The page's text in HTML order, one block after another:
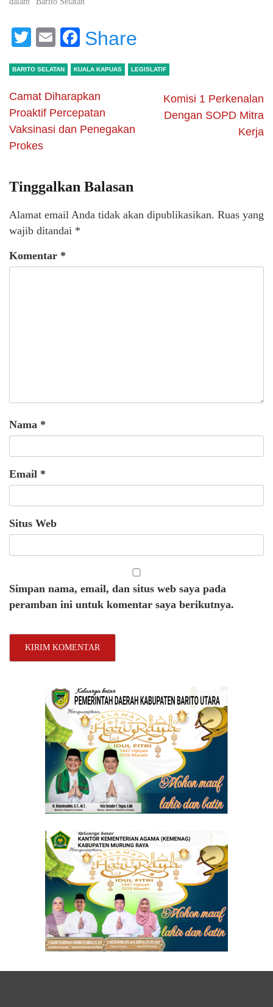
Twitter
EmailFacebook
Share
BARITO SELATAN KUALA KAPUAS LEGISLATIF
Camat Diharapkan
Proaktif Percepatan
Vaksinasi dan Penegakan
Prokes
Komisi 1 Perkenalan
Dengan SOPD Mitra
Kerja
Tinggalkan Balasan
Alamat email Anda tidak akan dipublikasikan. Ruas yang
wajib ditandai *
Komentar *
Nama *
Email *
Situs Web
Simpan nama, email, dan situs web saya pada
peramban ini untuk komentar saya berikutnya.